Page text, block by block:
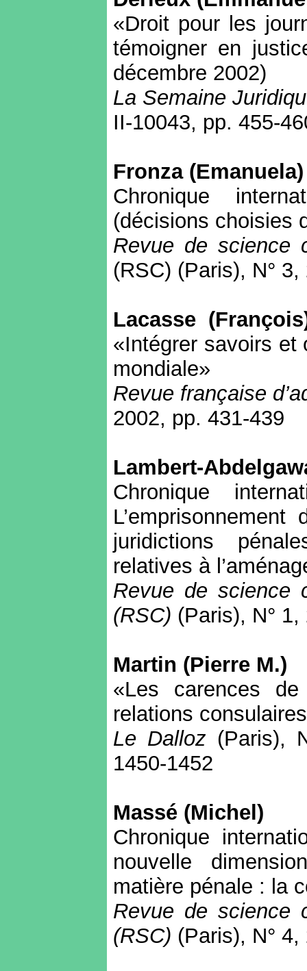
«Droit pour les
témoigner en
décembre 2002)
La Semaine
II-10043, pp. 455-
Fronza(Emanuela
Chronique
(décisions choisies
Revue de science
(RSC) (Paris), N°
Lacasse
«Intégrer savoirs et
mondiale»
Revue française
2002, pp. 431-439
Lambert-
Chronique
juridictions
relatives à
Revue de science
(RSC) (Paris), N°
Martin (Pierre M.)
«Les carences
relations
Le Dalloz (Paris),
1450-1452
Massé (Michel)
Chronique
nouvelle
matière pénale : la
Revue de science
(RSC) (Paris), N°